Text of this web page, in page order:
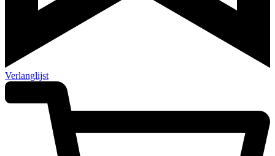
Verlanglijst